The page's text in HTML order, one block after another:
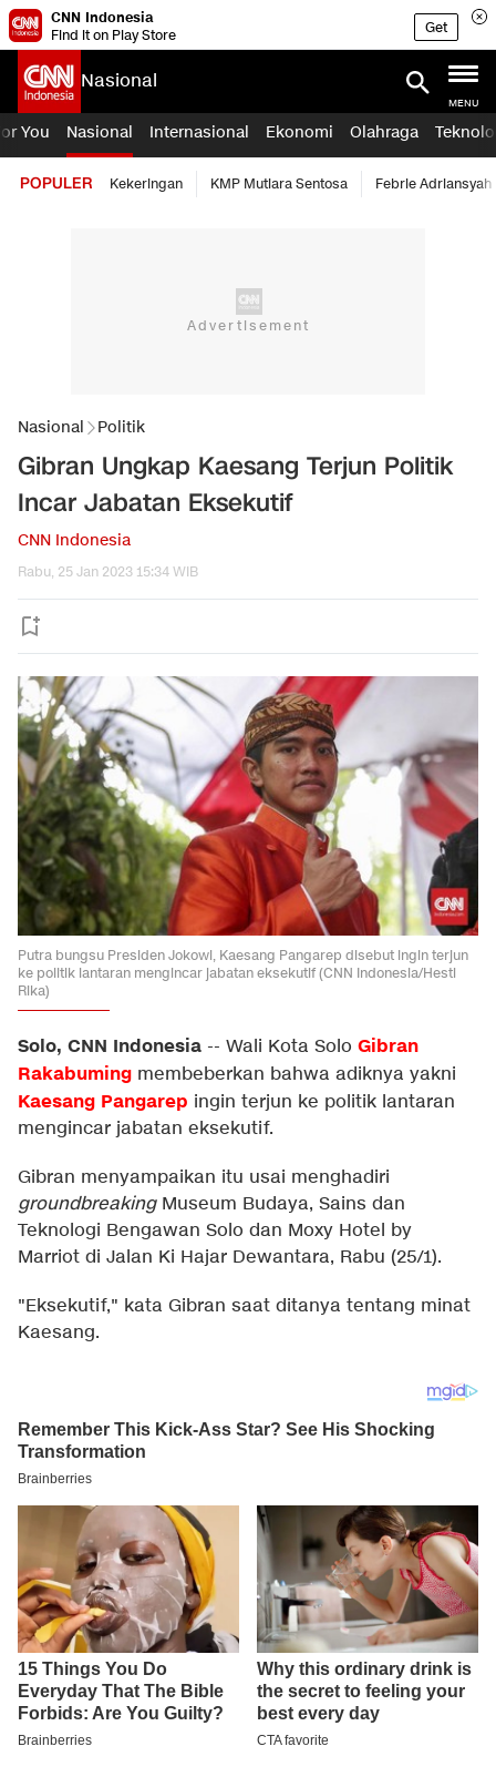
CNN Indonesia
Find it on Play Store
Get
Nasional
MENU
You Nasional Internasional Ekonomi Olahraga
POPULER Kekeringan KMP Mutiara Sentosa Febrie Adriansyah
Nasional Politik
Gibran Ungkap Kaesang Terjun Politik
Incar Jabatan Eksekutif
CNN Indonesia
Rabu, 25 Jan 2023 15:34 WIB
Putra bungsu Presiden Jokowi, Kaesang Pangarep disebut ingin terjun
ke politik lantaran mengincar jabatan eksekutif (CNN Indonesia/Hesti
Rika)
Solo, CNN Indonesia -- Wali Kota Solo Gibran
Rakabuming membeberkan bahwa adiknya yakni
Kaesang Pangarep ingin terjun ke politik lantaran
mengincar jabatan eksekutif.
Gibran menyampaikan itu usai menghadiri
groundbreakingMuseum Budaya, Sains dan
Teknologi Bengawan Solo dan Moxy Hotel by
Marriot di Jalan Ki Hajar Dewantara, Rabu (25/1).
"Eksekutif," kata Gibran saat ditanya tentang minat
Kaesang.